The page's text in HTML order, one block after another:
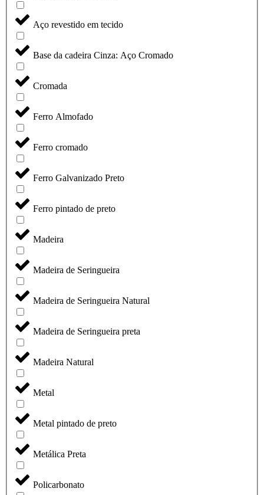
Aço revestido em tecido
Base da cadeira Cinza: Aço Cromado
Cromada
Ferro Almofado
Ferro cromado
Ferro Galvanizado Preto
Ferro pintado de preto
Madeira
Madeira de Seringueira
Madeira de Seringueira Natural
Madeira de Seringueira preta
Madeira Natural
Metal
Metal pintado de preto
Metálica Preta
Policarbonato